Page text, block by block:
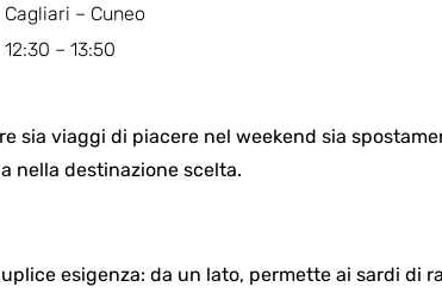
Cagliari – Cuneo
12:30 – 13:50
sia viaggi di piacere nel weekend sia
nella destinazione scelta.
esigenza: da un lato, permette ai sardi di